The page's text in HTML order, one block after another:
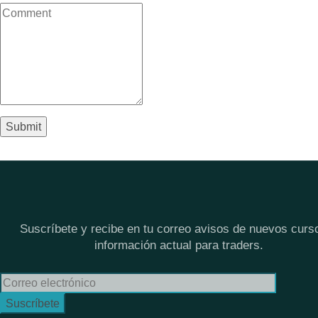
Suscríbete y recibe en tu correo avisos de nuevos
información actual para traders.